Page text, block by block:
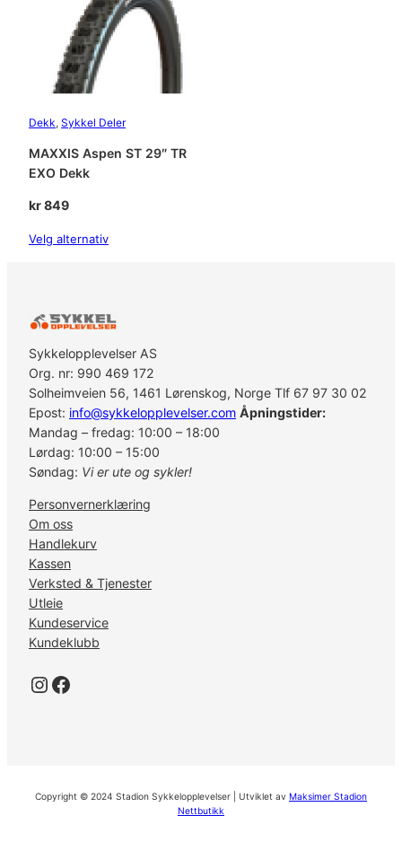
Dekk, Sykkel Deler
MAXXIS Aspen ST 29″ TR
EXO Dekk
kr849
Velg alternativ
Sykkelopplevelser AS
Org. nr: 990 469 172
Solheimveien 56, 1461 Lørenskog, Norge Tlf 67 97 30 02
Epost: info@sykkelopplevelser.com Åpningstider:
Mandag – fredag: 10:00 – 18:00
Lørdag: 10:00 – 15:00
Søndag: Vi er ute og sykler!
Personvernerklæring
Om oss
Handlekurv
Kassen
Verksted & Tjenester
Utleie
Kundeservice
Kundeklubb
Instagram Facebook
Copyright © 2024 Stadion Sykkelopplevelser | Utviklet av Maksimer Stadion
Nettbutikk